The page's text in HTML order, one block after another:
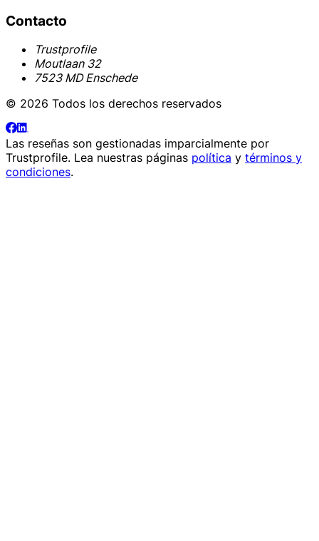
Contacto
Trustprofile
Moutlaan 32
7523 MD Enschede
© 2026 Todos los derechos reservados
Las reseñas son gestionadas imparcialmente por
Trustprofile. Lea nuestras páginas política y términos y
condiciones.